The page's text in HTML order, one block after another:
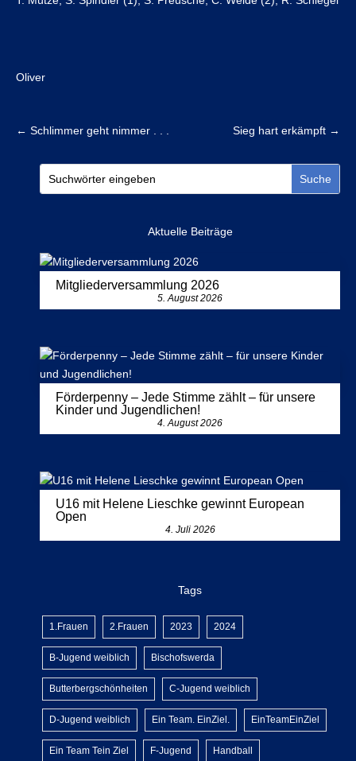
Oliver
← Schlimmer geht nimmer . . . Sieg hart erkämpft →
Aktuelle Beiträge
Mitgliederversammlung 2026
5. August 2026
Förderpenny – Jede Stimme zählt – für unsere
Kinder und Jugendlichen!
4. August 2026
U16 mit Helene Lieschke gewinnt European
Open
4. Juli 2026
Tags
1.Frauen 2.Frauen 2023 2024
B-Jugend weiblich Bischofswerda
Butterbergschönheiten C-Jugend weiblich
D-Jugend weiblich Ein Team. EinZiel. EinTeamEinZiel
Ein Team Tein Ziel F-Jugend Handball